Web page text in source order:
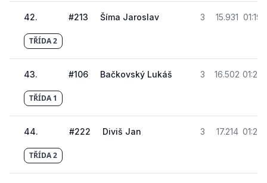
42. #213 Šíma Jaroslav 3 15.931
TŘÍDA 2
43. #106 Bačkovský Lukáš 3 16.502
TŘÍDA 1
44. #222 Diviš Jan 3 17.214
TŘÍDA 2